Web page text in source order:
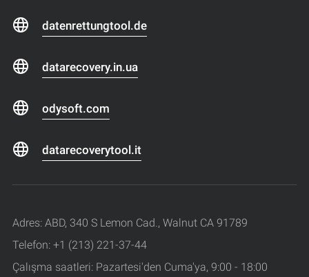
datenrettungtool.de
datarecovery.in.ua
odysoft.com
datarecoverytool.it
Adres: ABD, 340 S Lemon Cad., Walnut CA 91789
Telefon: +1 (213) 221-37-44
Çalışma saatleri: Pazartesi'den Cuma'ya, 9:00 - 18:00